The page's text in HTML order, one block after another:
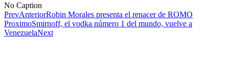
No Caption
PrevAnteriorRobin Morales presenta el renacer de ROMO
ProximoSmirnoff, el vodka número 1 del mundo, vuelve a
VenezuelaNext